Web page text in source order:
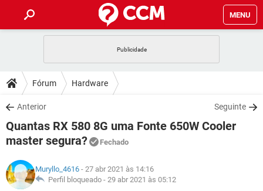
MENU
CELULAR
OUTLOOK
INSTAGRAM GMAIL
GUIA DE COMPRAS
DICAS
JOGOS
OUTLOOK
GUIA DE COMPRAS
DOWNLOADS
JOGOS WHATSAPP
CELULAR
OUTLOOK EXCEL
INSTAGRAM
FÓRUM
CELULAR FACEBOOK
GLOSSÁRIO
JOGOS
Fórum Hardware
Anterior Seguinte
Quantas RX 580 8G uma Fonte 650W Cooler
master segura?
Fechado
Muryllo_4616 - 27 abr 2021 às 14:16
Perfil bloqueado - 29 abr 2021 às 05:12